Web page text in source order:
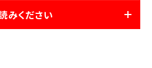
みください